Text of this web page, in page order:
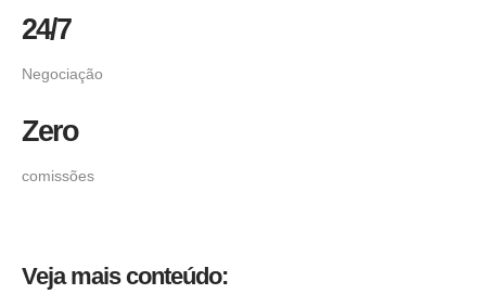
24/7
Negociação
Zero
comissões
Veja mais conteúdo: